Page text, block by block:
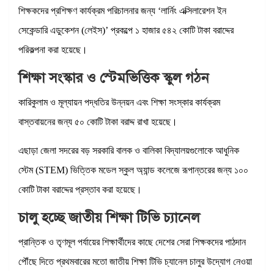
শিক্ষকদের প্রশিক্ষণ কার্যক্রম পরিচালনার জন্য ‘লার্নিং এক্সিলারেশন ইন
সেকেন্ডারি এডুকেশন (লেইস)’ প্রকল্পে ১ হাজার ৫৪২ কোটি টাকা বরাদ্দের
পরিকল্পনা করা হয়েছে।
শিক্ষা সংস্কার ও স্টেমভিত্তিক স্কুল গঠন
কারিকুলাম ও মূল্যায়ন পদ্ধতির উন্নয়ন এবং শিক্ষা সংস্কার কার্যক্রম
বাস্তবায়নের জন্য ৫০ কোটি টাকা বরাদ্দ রাখা হয়েছে।
এছাড়া জেলা সদরের বড় সরকারি বালক ও বালিকা বিদ্যালয়গুলোকে আধুনিক
স্টেম (STEM) ভিত্তিক মডেল স্কুল অ্যান্ড কলেজে রূপান্তরের জন্য ১০০
কোটি টাকা বরাদ্দের প্রস্তাব করা হয়েছে।
চালু হচ্ছে জাতীয় শিক্ষা টিভি চ্যানেল
প্রান্তিক ও তৃণমূল পর্যায়ের শিক্ষার্থীদের কাছে দেশের সেরা শিক্ষকদের পাঠদান
পৌঁছে দিতে প্রথমবারের মতো জাতীয় শিক্ষা টিভি চ্যানেল চালুর উদ্যোগ নেওয়া